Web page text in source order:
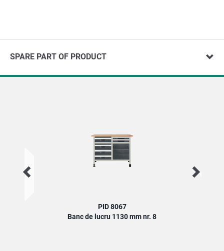
SPARE PART OF PRODUCT
PID 8067
Banc de lucru 1130 mm nr. 8